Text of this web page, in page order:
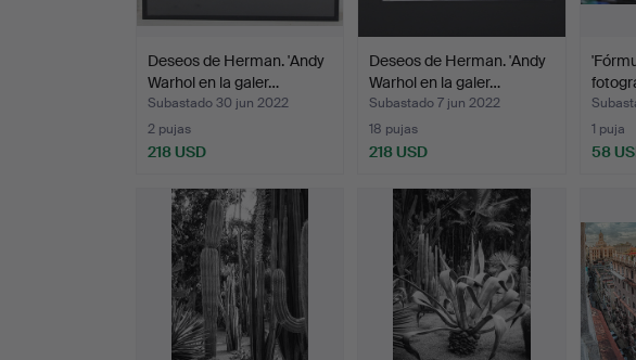
Deseos de Herman. 'Andy
Warhol en la galer…
Subastado 30 jun 2022
2 pujas
218 USD
Deseos de Herman. 'Andy
Warhol en la galer…
Subastado 7 jun 2022
18 pujas
218 USD
1 puja
58